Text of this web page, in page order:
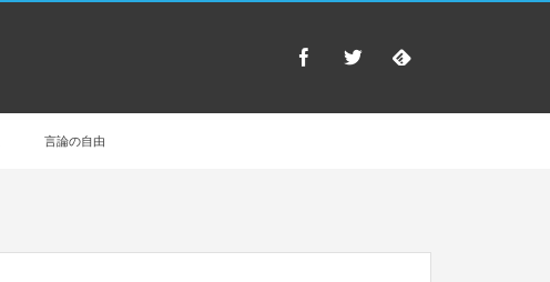
言論の自由